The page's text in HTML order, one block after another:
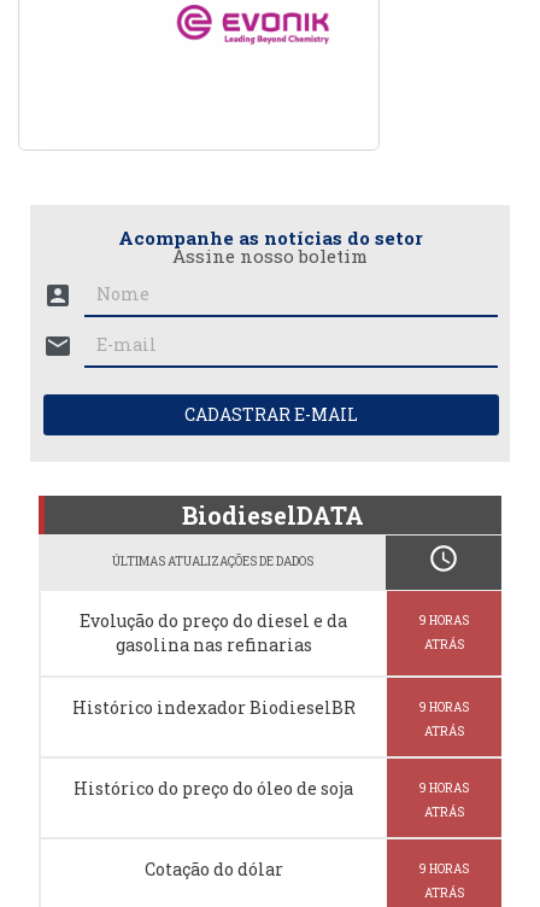
Acompanhe as notícias do setor
Assine nosso boletim
account_box
mail
CADASTRAR E-MAIL
BiodieselDATA
ÚLTIMAS ATUALIZAÇÕES DE DADOS schedule
Evolução do preço do diesel e da
gasolina nas refinarias
9 HORAS
ATRÁS
Histórico indexador BiodieselBR
9 HORAS
ATRÁS
Histórico do preço do óleo de soja
9 HORAS
ATRÁS
Cotação do dólar
9 HORAS
ATRÁS